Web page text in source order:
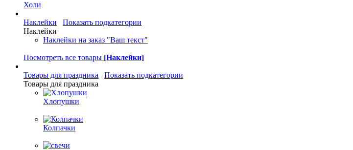
Холи
Наклейки
Показать подкатегории
Наклейки
Наклейки на заказ "Ваш текст"
Посмотреть все товары [Наклейки]
Товары для праздника
Показать подкатегории
Товары для праздника
Хлопушки
Колпачки